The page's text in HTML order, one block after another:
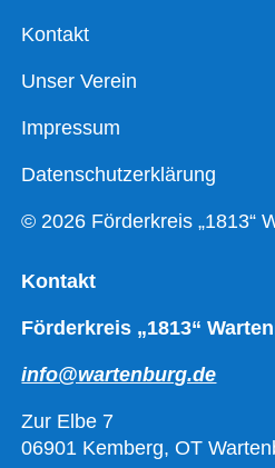
Kontakt
Unser Verein
Impressum
Datenschutzerklärung
© 2026 Förderkreis „1813“
Kontakt
Förderkreis „1813“
info@wartenburg.de
Zur Elbe 7
06901 Kemberg, OT